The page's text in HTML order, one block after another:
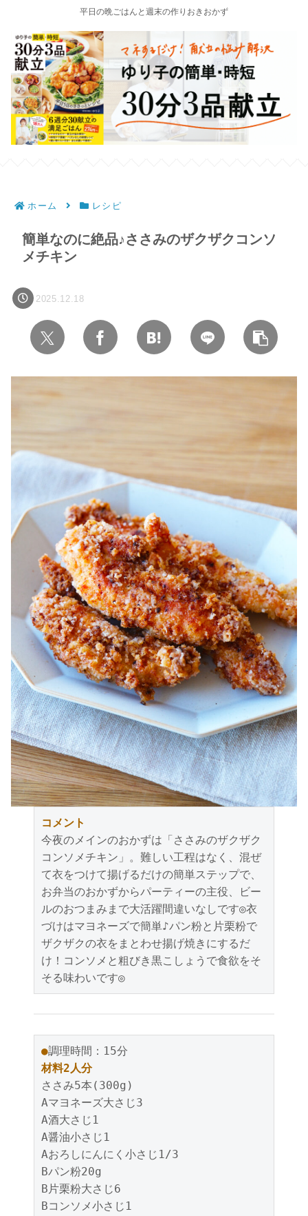
平日の晩ごはんと週末の作りおきおかず
ホーム レシピ
簡単なのに絶品♪ささみのザクザクコンソ
メチキン
2025.12.18
コメント
今夜のメインのおかずは「ささみのザクザク
コンソメチキン」。難しい工程はなく、混ぜ
て衣をつけて揚げるだけの簡単ステップで、
お弁当のおかずからパーティーの主役、ビー
ルのおつまみまで大活躍間違いなしです◎衣
づけはマヨネーズで簡単♪パン粉と片栗粉で
ザクザクの衣をまとわせ揚げ焼きにするだ
け！コンソメと粗びき黒こしょうで食欲をそ
そる味わいです◎
●調理時間：15分
材料2人分
ささみ5本(300g)
Aマヨネーズ大さじ3
A酒大さじ1
A醤油小さじ1
Aおろしにんにく小さじ1/3
Bパン粉20g
B片栗粉大さじ6
Bコンソメ小さじ1